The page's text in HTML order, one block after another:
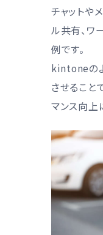
チャットや
ル共有、ワ
例です。
kintoneの
させること
マンス向上